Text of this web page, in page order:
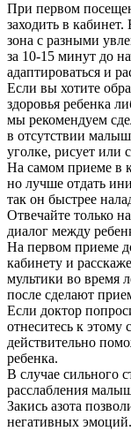
При первом
заходить в
зона с разными
за 10-15 минут до
адаптироваться и
Если вы хотите
здоровья ребенка
мы рекомендуем
в отсутствии
уголке, рисует или
На самом приеме в
но лучше отдать
так он быстрее
Отвечайте только
диалог между
На первом приеме
кабинету и
мультики во время
после сделают
Если доктор
отнеситесь к
действительно
ребенка.
В случае сильного
расслабления
Закись азота
негативных эмоций.